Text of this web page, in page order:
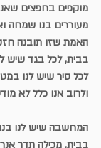
מוקפים בחפצים
מעוררים בנו שמחה
האמת שזו תובנה
בבית, לכל בגד שיש
לכל סיר שיש לנו
ולרוב אנו כלל לא
המחשבה שיש לנו
בבית, מכילה תדר